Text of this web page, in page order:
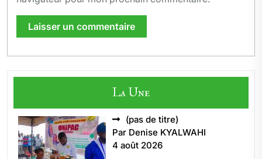
La Une
(pas de titre)
5496
Par Denise KYALWAHI
4 août 2026